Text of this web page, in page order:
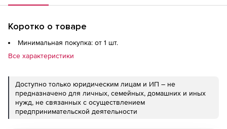
Коротко о товаре
Минимальная покупка: от 1 шт.
Все характеристики
Доступно только юридическим лицам и ИП – не
предназначено для личных, семейных, домашних и иных
нужд, не связанных с осуществлением
предпринимательской деятельности